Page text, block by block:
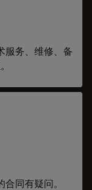
服务、维修、备
同有疑问。